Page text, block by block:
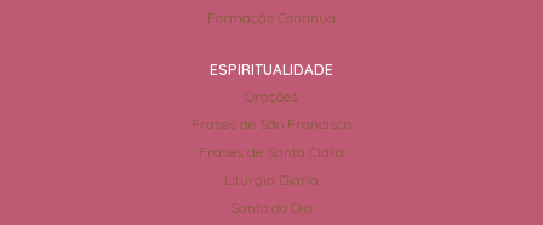
Formação Contínua
ESPIRITUALIDADE
Orações
Frases de São Francisco
Frases de Santa Clara
Liturgia Diária
Santo do Dia